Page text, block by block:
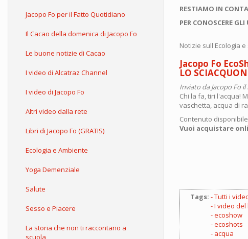
Jacopo Fo per il Fatto Quotidiano
Il Cacao della domenica di Jacopo Fo
Le buone notizie di Cacao
I video di Alcatraz Channel
I video di Jacopo Fo
Altri video dalla rete
Libri di Jacopo Fo (GRATIS)
Ecologia e Ambiente
Yoga Demenziale
Salute
Sesso e Piacere
La storia che non ti raccontano a
scuola
RESTIAMO IN
PER CONOSCERE
Notizie sull'Ecologia
Jacopo Fo
LO
Inviato daJacopo Fo il
Chi la fa, tiri l'acqua!
vaschetta, acqua di
Contenuto
Vuoi acquistare
Tags:
Tutti i
I video del
ecoshow
ecoshots
acqua